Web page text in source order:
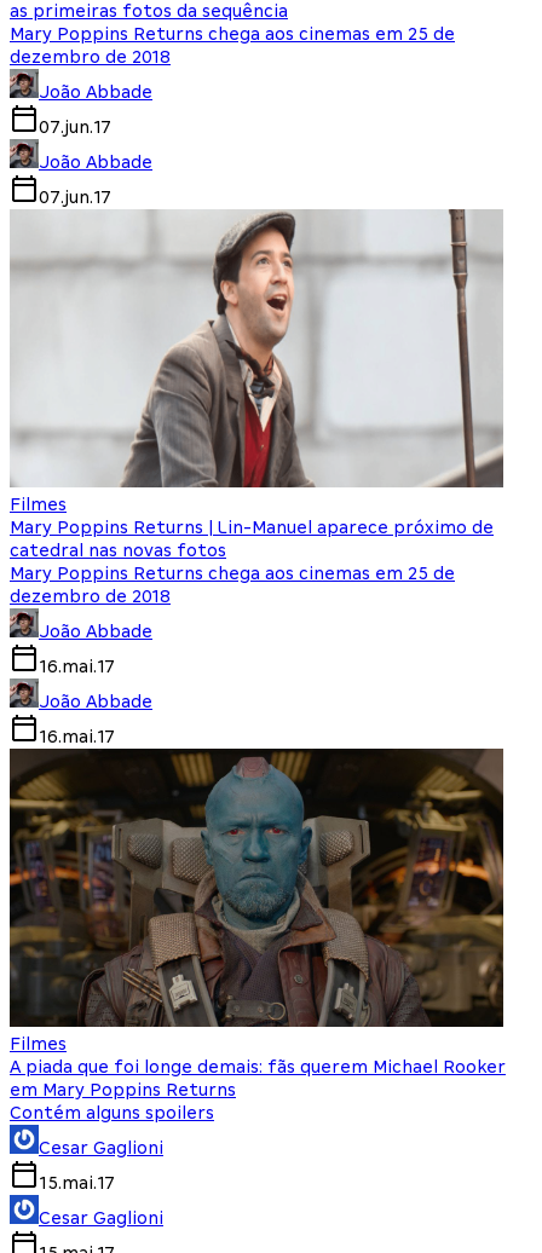
as primeiras fotos da sequência
Mary Poppins Returns chega aos cinemas em 25 de
dezembro de 2018
João Abbade
07.jun.17
João Abbade
07.jun.17
Filmes
Mary Poppins Returns | Lin-Manuel aparece próximo de
catedral nas novas fotos
Mary Poppins Returns chega aos cinemas em 25 de
dezembro de 2018
João Abbade
16.mai.17
João Abbade
16.mai.17
Filmes
A piada que foi longe demais: fãs querem Michael Rooker
em Mary Poppins Returns
Contém alguns spoilers
Cesar Gaglioni
15.mai.17
Cesar Gaglioni